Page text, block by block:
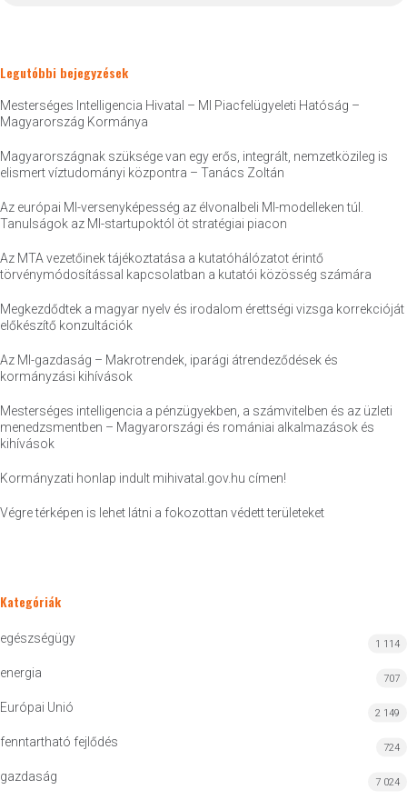
Legutóbbi bejegyzések
Mesterséges Intelligencia Hivatal – MI Piacfelügyeleti Hatóság –
Magyarország Kormánya
Magyarországnak szüksége van egy erős, integrált, nemzetközileg is
elismert víztudományi központra – Tanács Zoltán
Az európai MI-versenyképesség az élvonalbeli MI-modelleken túl.
Tanulságok az MI-startupoktól öt stratégiai piacon
Az MTA vezetőinek tájékoztatása a kutatóhálózatot érintő
törvénymódosítással kapcsolatban a kutatói közösség számára
Megkezdődtek a magyar nyelv és irodalom érettségi vizsga korrekcióját
előkészítő konzultációk
Az MI-gazdaság – Makrotrendek, iparági átrendeződések és
kormányzási kihívások
Mesterséges intelligencia a pénzügyekben, a számvitelben és az üzleti
menedzsmentben – Magyarországi és romániai alkalmazások és
kihívások
Kormányzati honlap indult mihivatal.gov.hu címen!
Végre térképen is lehet látni a fokozottan védett területeket
Kategóriák
egészségügy 1 114
energia 707
Európai Unió 2 149
fenntartható fejlődés 724
gazdaság 7 024